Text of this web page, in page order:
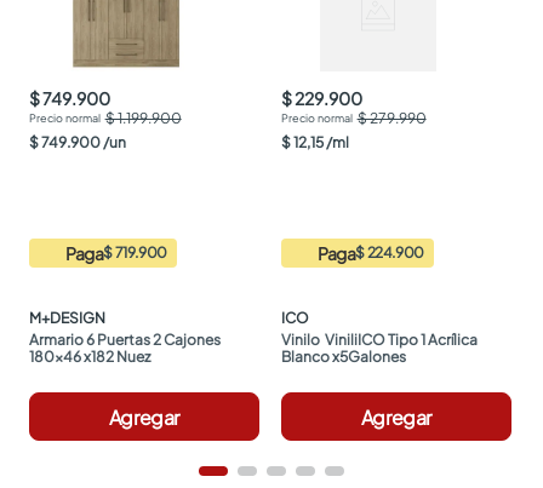
$ 749.900
$ 1.199.900
$749.900/un
Paga$ 719.900
M+DESIGN
Armario 6 Puertas 2 Cajones
180x46 x182 Nuez
Agregar
$ 229.900
$ 279.990
$12,15/ml
Paga$ 224.900
ICO
Vinilo  ViniliICO Tipo 1 Acrílica
Blanco x5Galones
Agregar